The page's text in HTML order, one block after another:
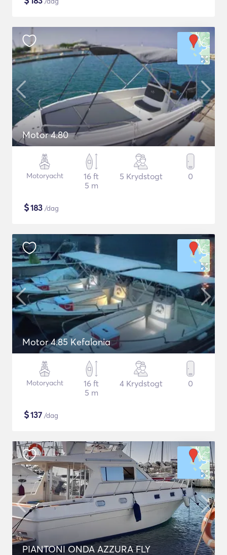
Motor 4.80
Motoryacht
16 ft
5 m
5 Krydstogt 0
$183 /dag
Motor 4.85 Kefalonia
Motoryacht
16 ft
5 m
4 Krydstogt 0
$137 /dag
PIANTONI ONDA AZZURA FLY